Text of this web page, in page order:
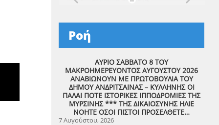
Ροή
ΑΥΡΙΟ ΣΑΒΒΑΤΟ 8 ΤΟΥ
ΜΑΚΡΟΗΜΕΡΕΥΟΝΤΟΣ ΑΥΓΟΥΣΤΟΥ 2026
ΑΝΑΒΙΩΝΟΥΝ ΜΕ ΠΡΩΤΟΒΟΥΛΙΑ ΤΟΥ
ΔΗΜΟΥ ΑΝΔΡΙΤΣΑΙΝΑΣ – ΚΥΛΛΗΝΗΣ ΟΙ
ΠΑΛΑΙ ΠΟΤΕ ΙΣΤΟΡΙΚΕΣ ΙΠΠΟΔΡΟΜΙΕΣ ΤΗΣ
ΜΥΡΣΙΝΗΣ *** ΤΗΣ ΔΙΚΑΙΟΣΥΝΗΣ ΗΛΙΕ
ΝΟΗΤΕ ΟΣΟΙ ΠΙΣΤΟΙ ΠΡΟΣΕΛΘΕΤΕ…
7 Αυγούστου, 2026